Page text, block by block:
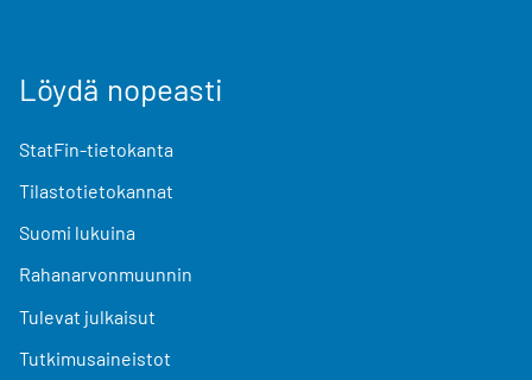
Löydä nopeasti
StatFin-tietokanta
Tilastotietokannat
Suomi lukuina
Rahanarvonmuunnin
Tulevat julkaisut
Tutkimusaineistot